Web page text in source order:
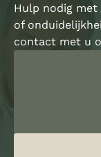
Hulp nodig met
of
contact met u